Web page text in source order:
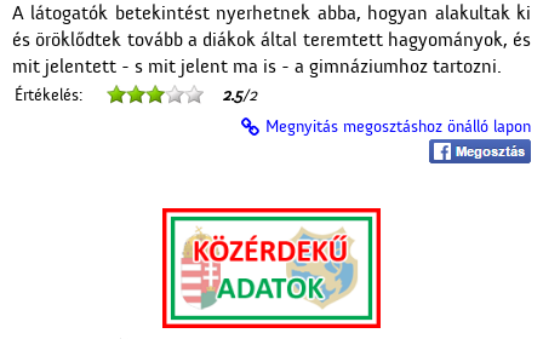
A látogatók betekintést nyerhetnek abba, hogyan alakultak ki
és öröklődtek tovább a diákok által teremtett hagyományok, és
mit jelentett - s mit jelent ma is - a gimnáziumhoz tartozni.
Értékelés: 2.5/2
Megnyitás megosztáshoz önálló lapon